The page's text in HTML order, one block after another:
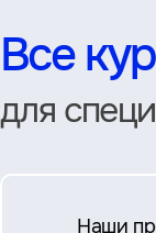
Все
для
Наши